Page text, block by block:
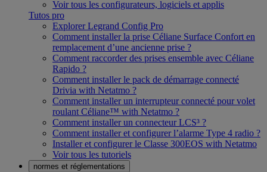
Voir tous les configurateurs, logiciels et applis
Tutos pro
Explorer Legrand Config Pro
Comment installer la prise Céliane Surface Confort en
remplacement d’une ancienne prise ?
Comment raccorder des prises ensemble avec Céliane
Rapido ?
Comment installer le pack de démarrage connecté
Drivia with Netatmo ?
Comment installer un interrupteur connecté pour volet
roulant Céliane™ with Netatmo ?
Comment installer un connecteur LCS³ ?
Comment installer et configurer l’alarme Type 4 radio ?
Installer et configurer le Classe 300EOS with Netatmo
Voir tous les tutoriels
normes et réglementations